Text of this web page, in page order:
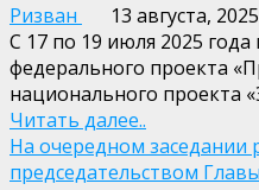
Ризван
13 августа, 2025
С 17 по 19 июля 2025
федерального проекта
национального проекта
Читать далее..
На очередном заседании
председательством